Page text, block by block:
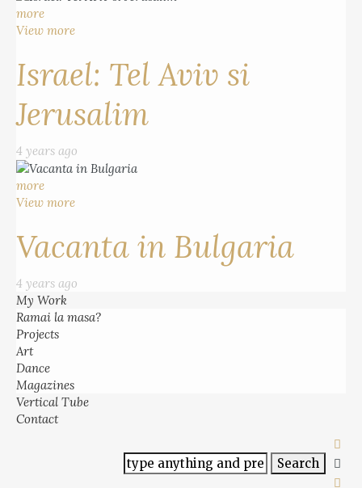
more
View more
Israel: Tel Aviv si
Jerusalim
4 years ago
more
View more
Vacanta in Bulgaria
4 years ago
My Work
Ramai la masa?
Projects
Art
Dance
Magazines
Vertical Tube
Contact